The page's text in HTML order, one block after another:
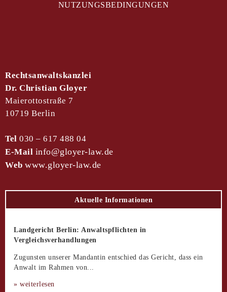
NUTZUNGSBEDINGUNGEN
Rechtsanwaltskanzlei
Dr. Christian Gloyer
Maierottostraße 7
10719 Berlin
Tel 030 – 617 488 04
E-Mail info@gloyer-law.de
Web www.gloyer-law.de
Aktuelle Informationen
Landgericht Berlin: Anwaltspflichten in
Vergleichsverhandlungen
Zugunsten unserer Mandantin entschied das Gericht, dass ein
Anwalt im Rahmen von...
» weiterlesen